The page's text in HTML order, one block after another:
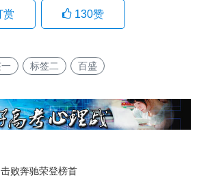
130赞
标签二 百盛
败奔驰荣登榜首